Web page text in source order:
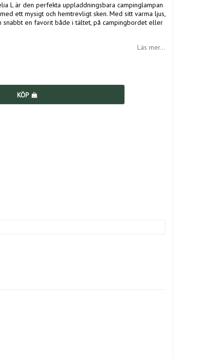
L är den perfekta uppladdningsbara campinglampan
ett mysigt och hemtrevligt sken. Med sitt varma ljus,
en favorit både i tältet, på campingbordet eller
Läs mer...
KÖP